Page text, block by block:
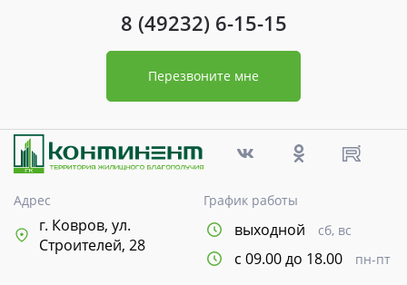
8 (49232) 6-15-15
Перезвоните мне
Адрес
г. Ковров, ул.
Строителей, 28
График работы
выходной сб, вс
с 09.00 до 18.00 пн-пт